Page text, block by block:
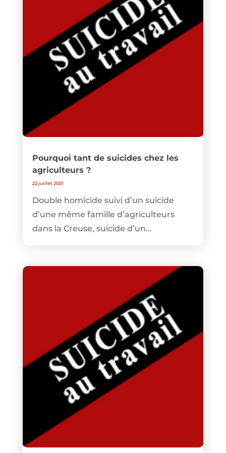
Pourquoi tant de suicides chez les
agriculteurs ?
22 juillet 2021
Double homicide suivi d’un suicide
d’une même famille d’agriculteurs
dans la Creuse, suicide d’un...